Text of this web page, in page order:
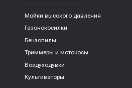
Мойки высокого давления
Газонокосилки
Бензопилы
Триммеры и мотокосы
Воздуходувки
Культиваторы